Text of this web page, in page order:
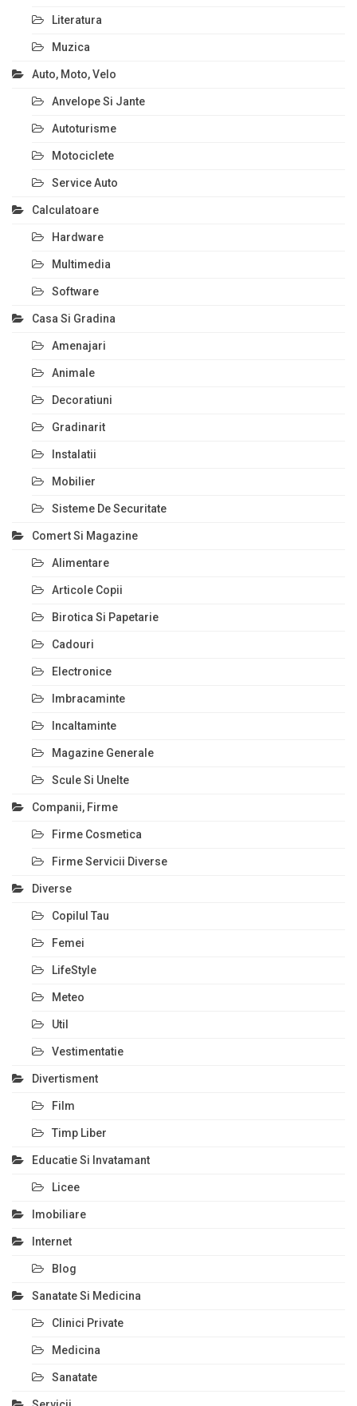
Literatura
Muzica
Auto, Moto, Velo
Anvelope Si Jante
Autoturisme
Motociclete
Service Auto
Calculatoare
Hardware
Multimedia
Software
Casa Si Gradina
Amenajari
Animale
Decoratiuni
Gradinarit
Instalatii
Mobilier
Sisteme De Securitate
Comert Si Magazine
Alimentare
Articole Copii
Birotica Si Papetarie
Cadouri
Electronice
Imbracaminte
Incaltaminte
Magazine Generale
Scule Si Unelte
Companii, Firme
Firme Cosmetica
Firme Servicii Diverse
Diverse
Copilul Tau
Femei
LifeStyle
Meteo
Util
Vestimentatie
Divertisment
Film
Timp Liber
Educatie Si Invatamant
Licee
Imobiliare
Internet
Blog
Sanatate Si Medicina
Clinici Private
Medicina
Sanatate